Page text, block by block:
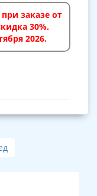
заказе от
30%.
2026.